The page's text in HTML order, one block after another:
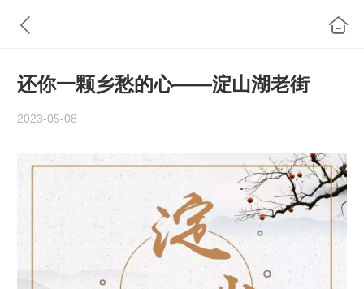
还你一颗乡愁的心——淀山湖老街
2023-05-08